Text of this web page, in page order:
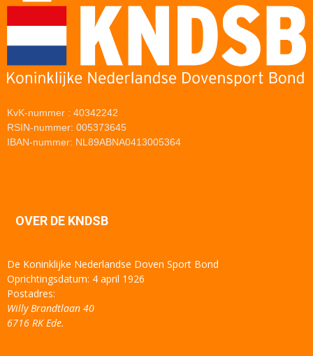
KvK-nummer : 40342242
RSIN-nummer: 005373645
IBAN-nummer: NL89ABNA0413005364
OVER DE KNDSB
De Koninklijke Nederlandse Doven Sport Bond
Oprichtingsdatum: 4 april 1926
Postadres:
Willy Brandtlaan 40
6716 RK Ede.